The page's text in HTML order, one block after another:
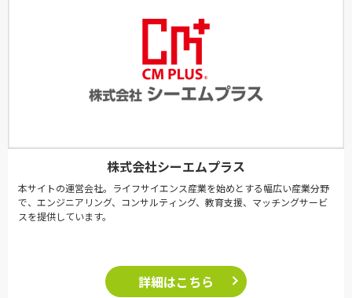
株式会社シーエムプラス
本サイトの運営会社。ライフサイエンス産業を始めとする幅広い産業分野
で、エンジニアリング、コンサルティング、教育支援、マッチングサービ
スを提供しています。
詳細はこちら